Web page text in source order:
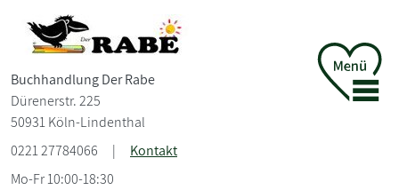
Buchhandlung Der Rabe
Dürenerstr. 225
50931 Köln-Lindenthal
0221 27784066
|
Kontakt
Mo-Fr 10:00-18:30